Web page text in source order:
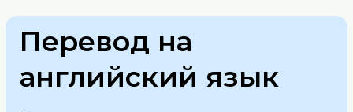
Перевод на
английский язык